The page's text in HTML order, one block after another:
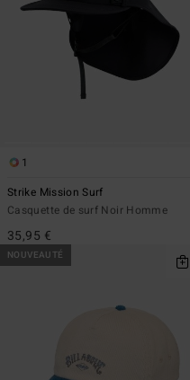
1
Strike Mission Surf
Casquette de surf Noir Homme
35,95 €
NOUVEAUTÉ